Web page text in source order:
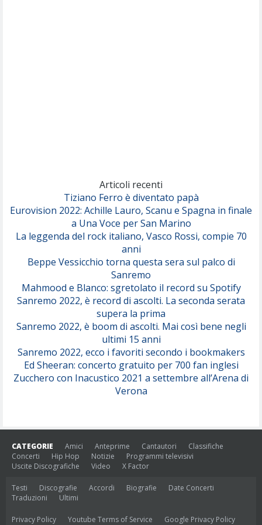
Serenamente
Articoli recenti
Tiziano Ferro è diventato papà
Eurovision 2022: Achille Lauro, Scanu e Spagna in finale
a Una Voce per San Marino
La leggenda del rock italiano, Vasco Rossi, compie 70
anni
Beppe Vessicchio torna questa sera sul palco di
Sanremo
Mahmood e Blanco: sgretolato il record su Spotify
Sanremo 2022, è record di ascolti. La seconda serata
supera la prima
Sanremo 2022, è boom di ascolti. Mai così bene negli
ultimi 15 anni
Sanremo 2022, ecco i favoriti secondo i bookmakers
Ed Sheeran: concerto gratuito per 700 fan inglesi
Zucchero con Inacustico 2021 a settembre all’Arena di
Verona
CATEGORIE Amici Anteprime Cantautori
Classifiche
Concerti
Hip Hop Notizie
Programmi televisivi
Uscite Discografiche
Video X Factor
Testi Discografie Accordi Biografie
Date Concerti
Traduzioni
Ultimi
Privacy Policy Youtube Terms of Service
Google Privacy Policy